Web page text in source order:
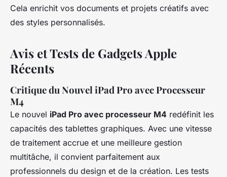
Cela enrichit vos documents et projets créatifs avec
des styles personnalisés.
Avis et Tests de Gadgets Apple
Récents
Critique du Nouvel iPad Pro avec Processeur
M4
Le nouvel iPad Pro avec processeur M4 redéfinit les
capacités des tablettes graphiques. Avec une vitesse
de traitement accrue et une meilleure gestion
multitâche, il convient parfaitement aux
professionnels du design et de la création. Les tests